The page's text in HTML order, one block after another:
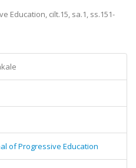
Education, cilt.15, sa.1, ss.151-
of Progressive Education